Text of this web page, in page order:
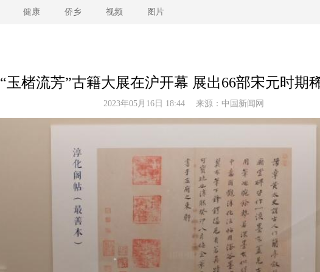
健康 侨乡 视频 图片
“玉楮流芳”古籍大展在沪开幕 展出66部宋元时期
2023年05月16日 18:44 来源： 中国新闻网